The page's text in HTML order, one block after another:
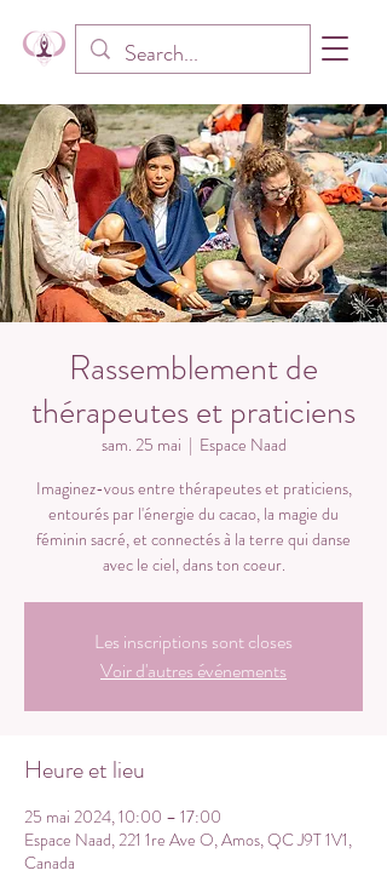
Rassemblement de
thérapeutes et praticiens
sam. 25 mai
  |
Espace Naad
Imaginez-vous entre thérapeutes et praticiens,
entourés par l'énergie du cacao, la magie du
féminin sacré, et connectés à la terre qui danse
avec le ciel, dans ton coeur.
Les inscriptions sont closes
Voir d'autres événements
Heure et lieu
25 mai 2024, 10:00 – 17:00
Espace Naad, 221 1re Ave O, Amos, QC J9T 1V1,
Canada